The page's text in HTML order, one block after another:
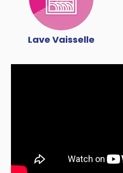
Lave Vaisselle